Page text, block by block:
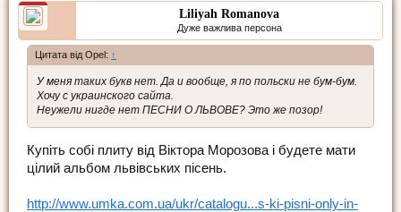
Liliyah Romanova
Дуже важлива персона
Цитата від Opel: ↑
У меня таких букв нет. Да и вообще, я по польски не бум-бум.
Хочу с украинского сайта.
Неужели нигде нет ПЕСНИ О ЛЬВОВЕ? Это же позор!
Купіть собі плиту від Віктора Морозова і будете мати
цілий альбом львівських пісень.
http://www.umka.com.ua/ukr/catalogu...s-ki-pisni-only-in-